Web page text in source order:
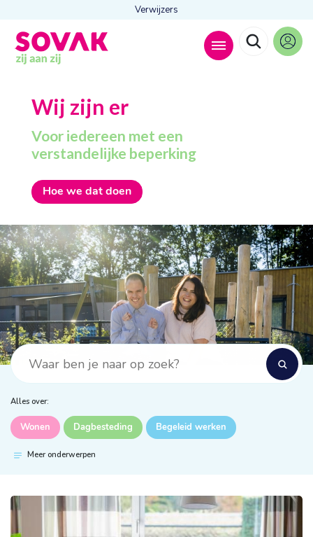
Verwijzers
Anderen zochten ook
Wonen
Behandelingen
Contact
Wij zijn er
Voor iedereen met een
verstandelijke beperking
Hoe we dat doen
Alles over:
Wonen Dagbesteding Begeleid werken
Meer onderwerpen